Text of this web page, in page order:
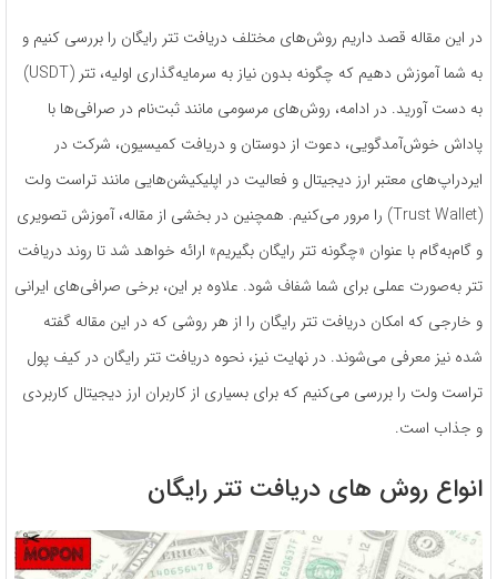
در این مقاله قصد داریم روش‌های مختلف دریافت تتر رایگان را بررسی کنیم و
به شما آموزش دهیم که چگونه بدون نیاز به سرمایه‌گذاری اولیه، تتر (USDT)
به دست آورید. در ادامه، روش‌های مرسومی مانند ثبت‌نام در صرافی‌ها با
پاداش خوش‌آمدگویی، دعوت از دوستان و دریافت کمیسیون، شرکت در
ایردراپ‌های معتبر ارز دیجیتال و فعالیت در اپلیکیشن‌هایی مانند تراست ولت
(Trust Wallet) را مرور می‌کنیم. همچنین در بخشی از مقاله، آموزش تصویری
و گام‌به‌گام با عنوان «چگونه تتر رایگان بگیریم» ارائه خواهد شد تا روند دریافت
تتر به‌صورت عملی برای شما شفاف شود. علاوه بر این، برخی صرافی‌های ایرانی
و خارجی که امکان دریافت تتر رایگان را از هر روشی که در این مقاله گفته
شده نیز معرفی می‌شوند. در نهایت نیز، نحوه دریافت تتر رایگان در کیف پول
تراست ولت را بررسی می‌کنیم که برای بسیاری از کاربران ارز دیجیتال کاربردی
و جذاب است.
انواع روش های دریافت تتر رایگان